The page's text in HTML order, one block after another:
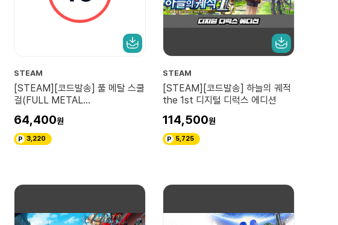
STEAM
[STEAM][코드발송] 풀 메탈 스쿨
걸(FULL METAL
64,400
3,220
STEAM
[STEAM][코드발송] 하늘의 궤적
the 1st 디지털 디럭스 에디션
114,500
5,725